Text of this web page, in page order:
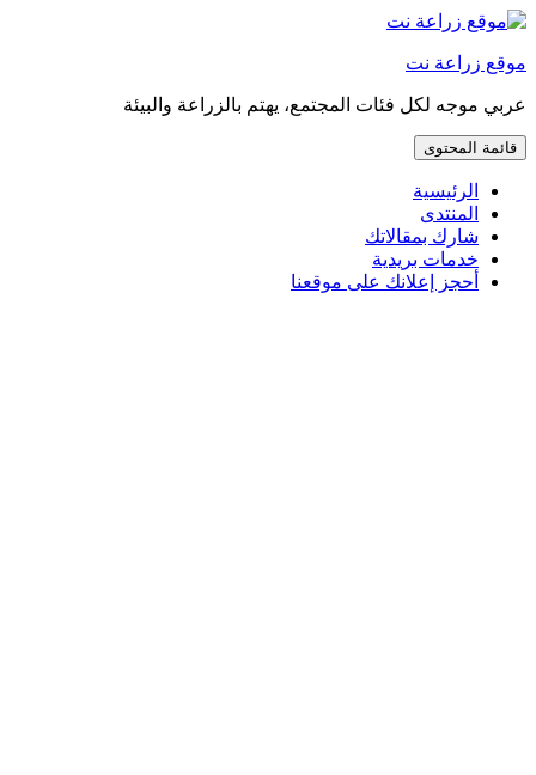
إذهب
إلى
موقع زراعة نت
عربي موجه لكل فئات المجتمع، يهتم بالزراعة والبيئة
قائمة المحتوى
الرئيسية
المنتدى
شارك بمقالاتك
خدمات بريدية
أحجز إعلانك على موقعنا